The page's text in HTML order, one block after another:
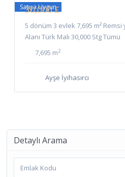
Satışa Uygun
30,000 £
5 dönüm 3 evlek 7,695 m²
Alanı Türk Malı 30,000 Stg Tümü
7,695 m2
Ayşe İyihasırcı
Detaylı Arama